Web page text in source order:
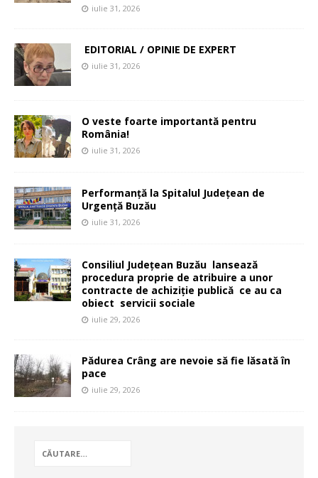
iulie 31, 2026
EDITORIAL / OPINIE DE EXPERT
iulie 31, 2026
O veste foarte importantă pentru
România!
iulie 31, 2026
Performanță la Spitalul Județean de
Urgență Buzău
iulie 31, 2026
Consiliul Județean Buzău lansează
procedura proprie de atribuire a unor
contracte de achiziție publică ce au ca
obiect servicii sociale
iulie 29, 2026
Pădurea Crâng are nevoie să fie lăsată în
pace
iulie 29, 2026